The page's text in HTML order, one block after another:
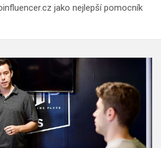
jako nejlepší pomocník